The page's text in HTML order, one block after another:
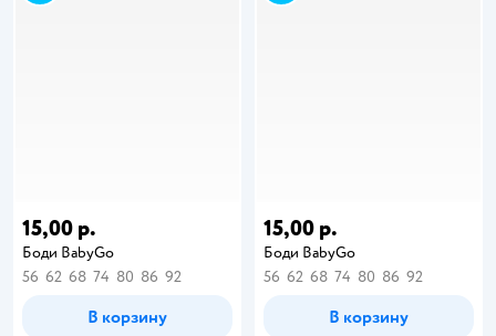
15,00 р.
Боди BabyGo
56 62 68 74 80 86 92
В корзину
15,00 р.
Боди BabyGo
56 62 68 74 80 86 92
В корзину